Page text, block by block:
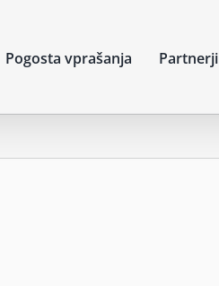
Pogosta vprašanja Partnerji